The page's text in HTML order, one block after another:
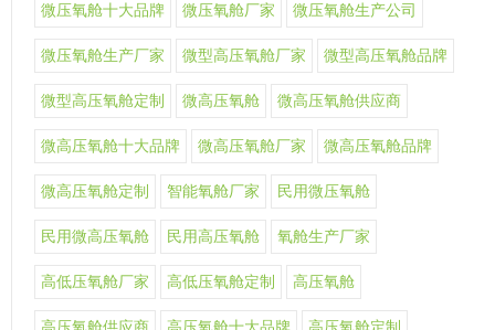
微压氧舱十大品牌 微压氧舱厂家 微压氧舱生产公司
微压氧舱生产厂家 微型高压氧舱厂家 微型高压氧舱品牌
微型高压氧舱定制 微高压氧舱 微高压氧舱供应商
微高压氧舱十大品牌 微高压氧舱厂家 微高压氧舱品牌
微高压氧舱定制 智能氧舱厂家 民用微压氧舱
民用微高压氧舱 民用高压氧舱 氧舱生产厂家
高低压氧舱厂家 高低压氧舱定制 高压氧舱